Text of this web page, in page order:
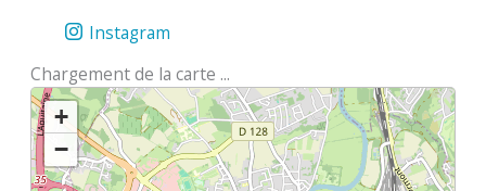
Instagram
Chargement de la carte ...
+
−